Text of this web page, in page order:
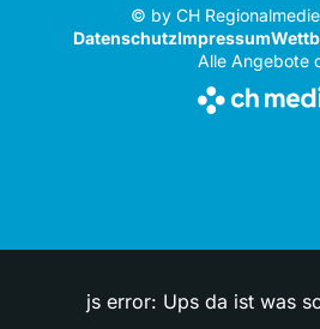
© by CH
DatenschutzImpressum
Alle Angebote
js error: Ups da ist was